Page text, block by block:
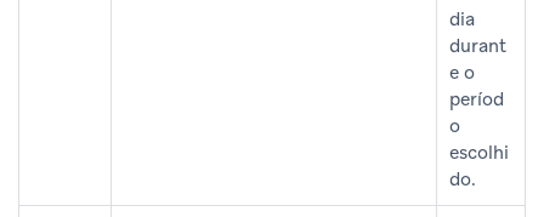
dia
durant
e o
períod
o
escolhi
do.